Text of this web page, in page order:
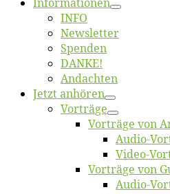
INFO
News­let­ter
Spen­den
DANKE!
An­dach­ten
Jetzt an­hö­ren
Vor­trä­ge
Vor­trä­ge von
Au­dio-
Vi­deo-
Vor­trä­ge von
Au­dio-